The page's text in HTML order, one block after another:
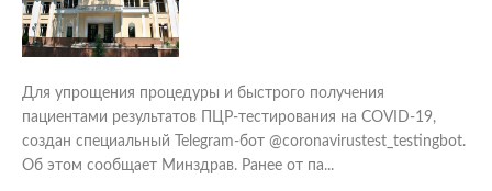
Для упрощения процедуры и быстрого получения
пациентами результатов ПЦР-тестирования на COVID-19,
создан специальный Telegram-бот @coronavirustest_testingbot.
Об этом сообщает Минздрав. Ранее от па...